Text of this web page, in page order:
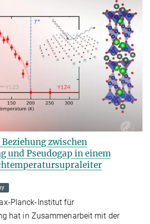
zwischen
und Pseudogap in einem
Planck-Institut für
hat in Zusammenarbeit mit der